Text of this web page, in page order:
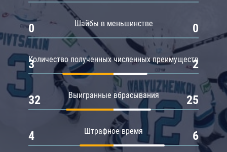
Шайбы в меньшинстве
0 0
Количество полученных численных преимуществ
3 2
Выигранные вбрасывания
32 25
Штрафное время
4 6